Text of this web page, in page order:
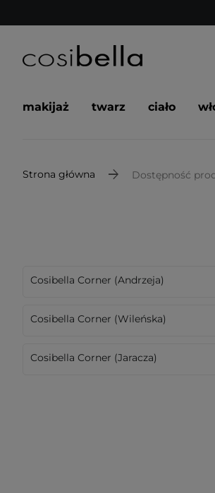
makijaż twarz ciało
Strona główna Dostępność
Cosibella Corner (Andrzeja)
Cosibella Corner (Wileńska)
Cosibella Corner (Jaracza)